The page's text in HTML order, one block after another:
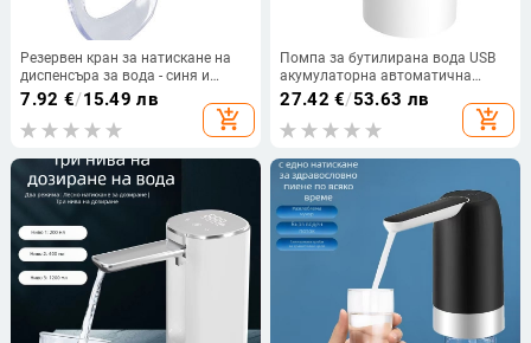
Резервен кран за натискане на
диспенсъра за вода - синя и
червена опаковка за кран за
студена и топла вода
7.92 €/15.49 лв
add_shopping_cart
Помпа за бутилирана вода USB
акумулаторна автоматична
помпа за диспенсър за вода
Сгъваема интелигентна
количествена помпа за
27.42 €/53.63 лв
add_shopping_cart